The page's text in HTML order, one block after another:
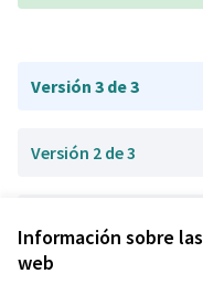
Información sobre
web
Versión 3 de 3
Versión 2 de 3